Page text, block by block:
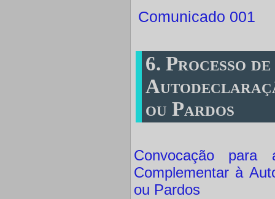
Comunicado 001
6. Processo
ou Pardos
Convocação para
Complementar à
ou Pardos